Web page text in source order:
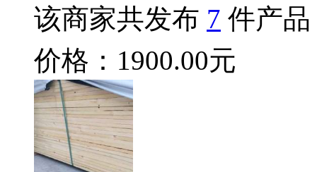
该商家共发布 7 件产品
价格：1900.00元